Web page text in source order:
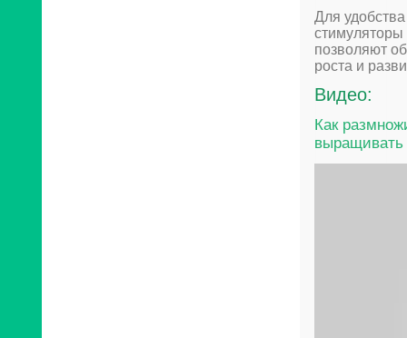
Для
стимуляторы
позволяют
роста и
Видео:
Как